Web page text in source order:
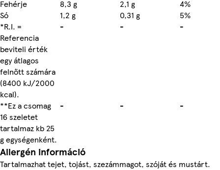
Fehérje
8,3 g 2,1 g
4%
Só
1,2 g 0,31 g
5%
*R.I. =
Referencia
beviteli érték
egy átlagos
felnőtt számára
(8400 kJ/2000
kcal).
- - -
**Ez a csomag
16 szeletet
tartalmaz kb 25
g egységenként.
- - -
Allergén információ
Tartalmazhat tejet, tojást, szezámmagot, szóját és mustárt.